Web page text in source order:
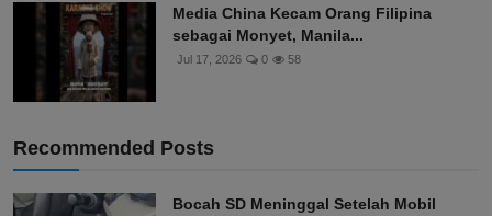
Media China Kecam Orang Filipina
sebagai Monyet, Manila...
Jul 17, 2026 0 58
Recommended Posts
Bocah SD Meninggal Setelah Mobil